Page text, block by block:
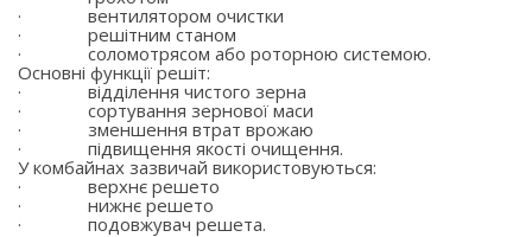
·
вентилятором очистки
·
решітним станом
·
соломотрясом або роторною системою.
Основні функції решіт:
·
відділення чистого зерна
·
сортування зернової маси
·
зменшення втрат врожаю
·
підвищення якості очищення.
У комбайнах зазвичай використовуються:
·
верхнє решето
·
нижнє решето
·
подовжувач решета.